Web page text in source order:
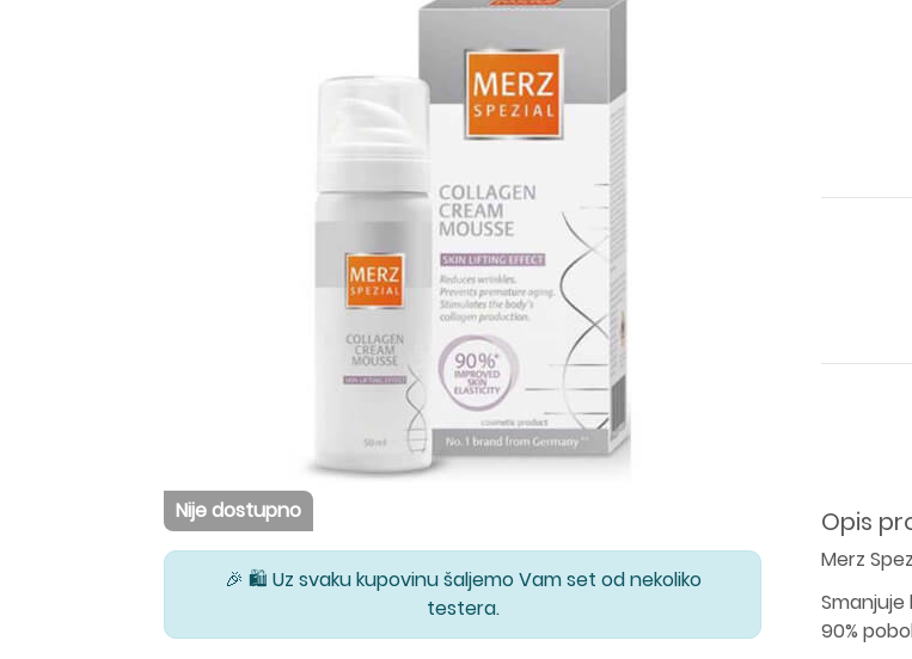
Nije dostupno
🎉 🛍️ Uz svaku kupovinu šaljemo Vam set od nekoliko
testera.
Opis
Merz
90%